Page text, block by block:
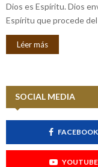
Dios es Espíritu. Dios
Espíritu que procede del
Léer más
SOCIAL MEDIA
FACEBOOK
YOUTUBE